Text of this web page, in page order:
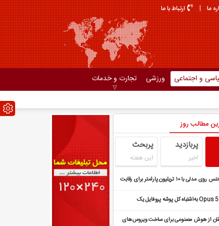
ما ارتباط با ما
و اجتماعی ورزشی تجارت و خدمات
بیانیه مشترک جمهوری اسلامی ایران و عمان
مطالب روز
پربازدید
اخیر
پربحث
این هفته
بایت‌دنس روی مدلی با ۱۰ تریلیون پارامتر برای رقابت
مدل Opus 5 به‌اشتباه کل پوشه پروفایل یک
از هوش مصنوعی برای ساخت ویروس‌های